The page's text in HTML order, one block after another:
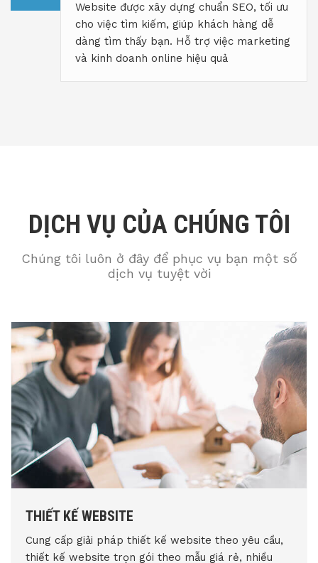
Website được xây dựng chuẩn SEO, tối ưu
cho việc tìm kiếm, giúp khách hàng dễ
dàng tìm thấy bạn. Hỗ trợ việc marketing
và kinh doanh online hiệu quả
DỊCH VỤ CỦA CHÚNG TÔI
Chúng tôi luôn ở đây để phục vụ bạn một số
dịch vụ tuyệt vời
THIẾT KẾ WEBSITE
Cung cấp giải pháp thiết kế website theo yêu cầu,
thiết kế website trọn gói theo mẫu giá rẻ, nhiều